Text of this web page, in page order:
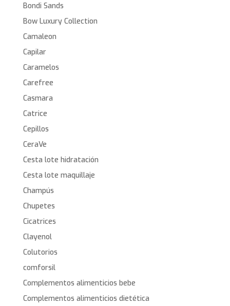
Bondi Sands
Bow Luxury Collection
Camaleon
Capilar
Caramelos
Carefree
Casmara
Catrice
Cepillos
CeraVe
Cesta lote hidratación
Cesta lote maquillaje
Champús
Chupetes
Cicatrices
Clayenol
Colutorios
comforsil
Complementos alimenticios bebe
Complementos alimenticios dietética